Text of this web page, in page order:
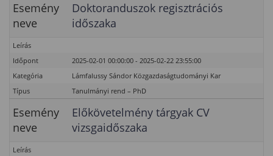
Esemény
neve
Doktoranduszok regisztrációs
időszaka
Leírás
Időpont
2025-02-01 00:00:00 - 2025-02-22 23:55:00
Kategória
Lámfalussy Sándor Közgazdaságtudományi Kar
Típus
Tanulmányi rend – PhD
Esemény
neve
Előkövetelmény tárgyak CV
vizsgaidőszaka
Leírás